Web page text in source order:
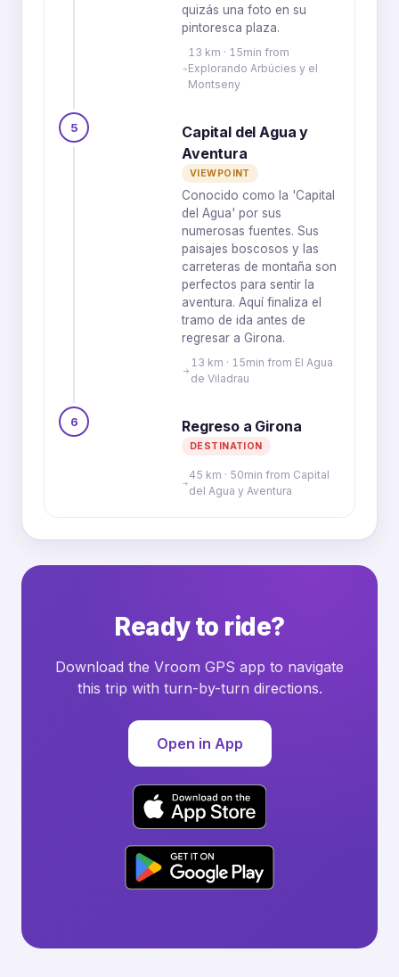
quizás una foto en su
pintoresca plaza.
13 km · 15min from
Explorando Arbúcies y el
Montseny
5
Capital del Agua y
Aventura
VIEWPOINT
Conocido como la 'Capital
del Agua' por sus
numerosas fuentes. Sus
paisajes boscosos y las
carreteras de montaña son
perfectos para sentir la
aventura. Aquí finaliza el
tramo de ida antes de
regresar a Girona.
13 km · 15min from El Agua
de Viladrau
6 Regreso a Girona
DESTINATION
45 km · 50min from Capital
del Agua y Aventura
Ready to ride?
Download the Vroom GPS app to navigate
this trip with turn-by-turn directions.
Open in App